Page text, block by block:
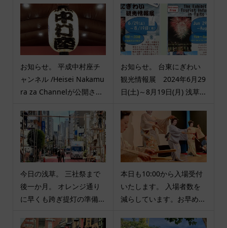
お知らせ。 平成中村座チ
ャンネル /Heisei Nakamu
ra za Channelが公開さ...
お知らせ。 台東にぎわい
観光情報展 2024年6月29
日(土)～8月19日(月) 浅草...
今日の浅草。 三社祭まで
後一か月。 オレンジ通り
に早くも跨ぎ提灯の準備...
本日も10:00から入場受付
いたします。 入場者数を
減らしています。お早め...